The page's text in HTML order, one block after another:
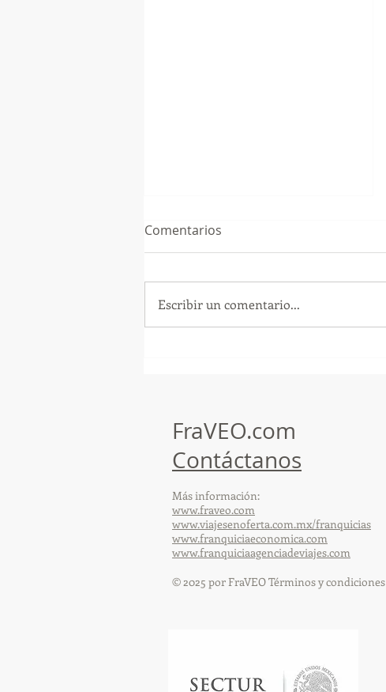
Comentarios
Escribir un comentario...
FraVEO.com
Contáctanos
Más información:
www.fraveo.com
www.viajesenoferta.com.mx/franquicias
www.franquiciaeconomica.com
www.franquiciaagenciadeviajes.com
© 2025 por FraVEO Términos y condiciones